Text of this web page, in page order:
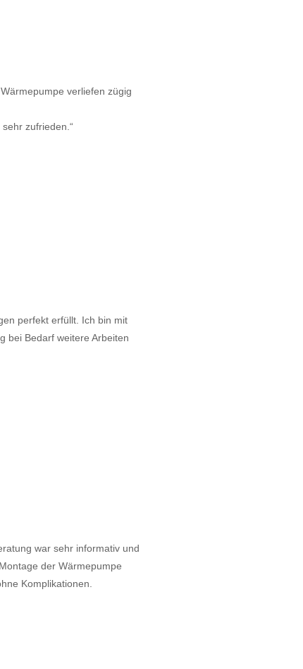
verliefen zügig
zufrieden.“
perfekt erfüllt. Ich bin mit
bei Bedarf weitere Arbeiten
war sehr informativ und
der Wärmepumpe
Komplikationen.